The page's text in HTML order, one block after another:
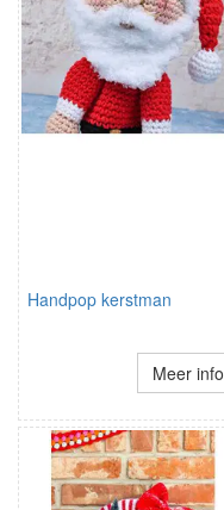
Handpop kerstman
Meer info